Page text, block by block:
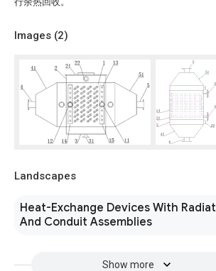
Images (2)
Landscapes
Heat-Exchange Devices With
And Conduit Assemblies
Show more